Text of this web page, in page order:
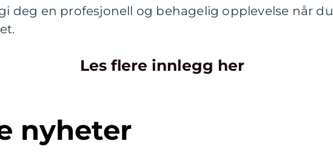
deg en profesjonell og behagelig opplevelse når du
Les flere innlegg her
nyheter